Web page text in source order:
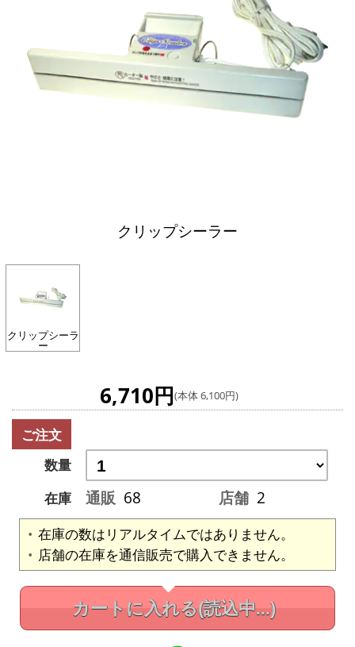
クリップシーラー
クリップシーラ
ー
6,710円(本体 6,100円)
ご注文
数量
在庫
通販 68 店舗 2
在庫の数はリアルタイムではありません。
店舗の在庫を通信販売で購入できません。
カートに入れる(読込中...)